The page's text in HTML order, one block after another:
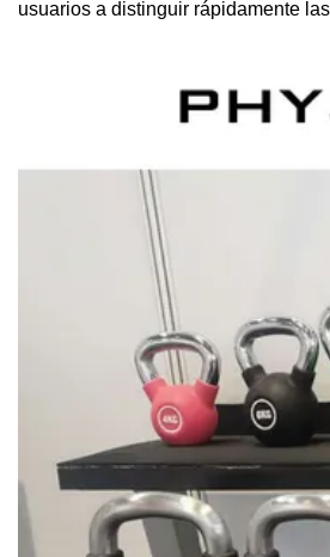
usuarios a distinguir rápidamente